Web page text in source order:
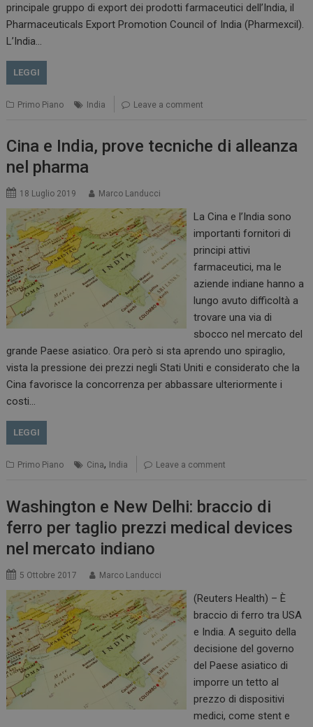
principale gruppo di export dei prodotti farmaceutici dell’India, il
Pharmaceuticals Export Promotion Council of India (Pharmexcil).
L’India…
LEGGI
Primo Piano India Leave a comment
Cina e India, prove tecniche di alleanza
nel pharma
18 Luglio 2019 Marco Landucci
La Cina e l’India sono
importanti fornitori di
principi attivi
farmaceutici, ma le
aziende indiane hanno a
lungo avuto difficoltà a
trovare una via di
sbocco nel mercato del
grande Paese asiatico. Ora però si sta aprendo uno spiraglio,
vista la pressione dei prezzi negli Stati Uniti e considerato che la
Cina favorisce la concorrenza per abbassare ulteriormente i
costi…
LEGGI
Primo Piano Cina, India Leave a comment
Washington e New Delhi: braccio di
ferro per taglio prezzi medical devices
nel mercato indiano
5 Ottobre 2017 Marco Landucci
(Reuters Health) – È
braccio di ferro tra USA
e India. A seguito della
decisione del governo
del Paese asiatico di
imporre un tetto al
prezzo di dispositivi
medici, come stent e